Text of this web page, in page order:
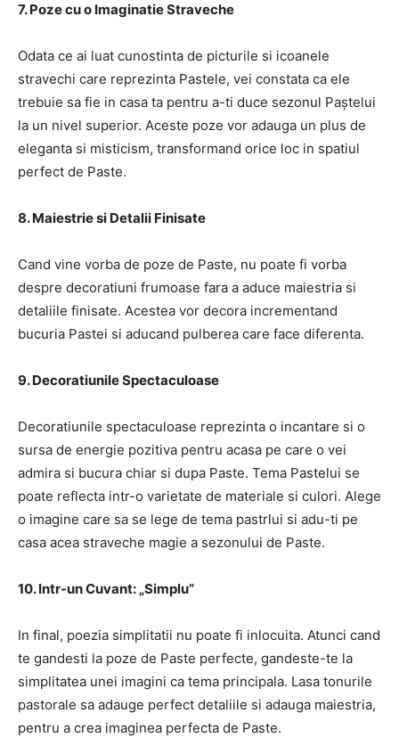
7. Poze cu o Imaginatie Straveche
Odata ce ai luat cunostinta de picturile si icoanele
stravechi care reprezinta Pastele, vei constata ca ele
trebuie sa fie in casa ta pentru a-ti duce sezonul Paștelui
la un nivel superior. Aceste poze vor adauga un plus de
eleganta si misticism, transformand orice loc in spatiul
perfect de Paste.
8. Maiestrie si Detalii Finisate
Cand vine vorba de poze de Paste, nu poate fi vorba
despre decoratiuni frumoase fara a aduce maiestria si
detaliile finisate. Acestea vor decora incrementand
bucuria Pastei si aducand pulberea care face diferenta.
9. Decoratiunile Spectaculoase
Decoratiunile spectaculoase reprezinta o incantare si o
sursa de energie pozitiva pentru acasa pe care o vei
admira si bucura chiar si dupa Paste. Tema Pastelui se
poate reflecta intr-o varietate de materiale si culori. Alege
o imagine care sa se lege de tema pastrlui si adu-ti pe
casa acea straveche magie a sezonului de Paste.
10. Intr-un Cuvant: „Simplu”
In final, poezia simplitatii nu poate fi inlocuita. Atunci cand
te gandesti la poze de Paste perfecte, gandeste-te la
simplitatea unei imagini ca tema principala. Lasa tonurile
pastorale sa adauge perfect detaliile si adauga maiestria,
pentru a crea imaginea perfecta de Paste.